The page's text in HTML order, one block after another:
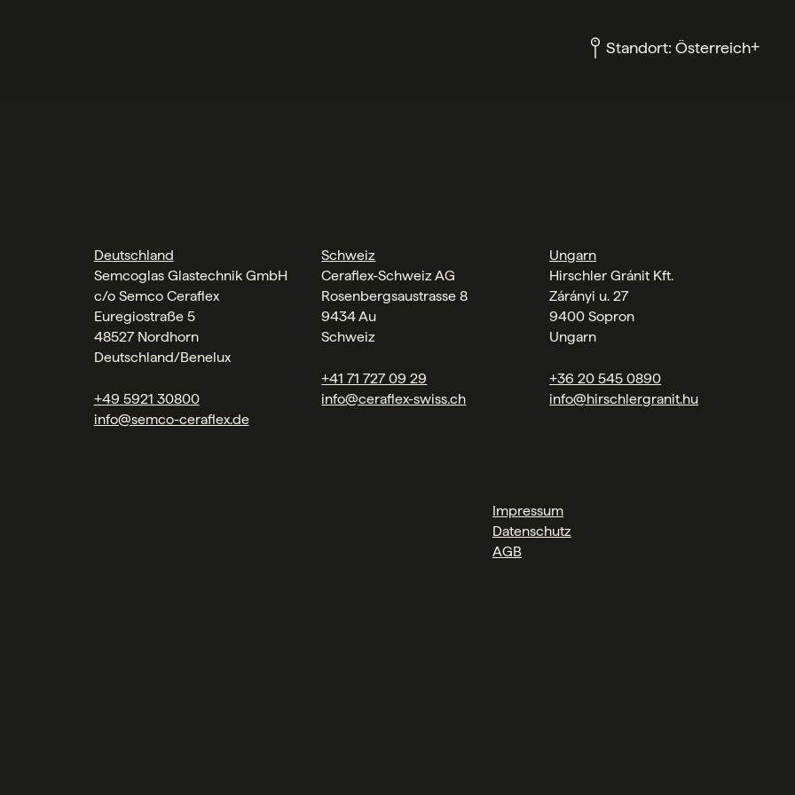
Standort: Österreich+
Deutschland
Semcoglas Glastechnik GmbH
c/o Semco Ceraflex
Euregiostraße 5
48527 Nordhorn
Deutschland/Benelux
+49 5921 30800
info@semco-ceraflex.de
Schweiz
Ceraflex-Schweiz AG
Rosenbergsaustrasse 8
9434 Au
Schweiz
+41 71 727 09 29
info@ceraflex-swiss.ch
Ungarn
Hirschler Gránit Kft.
Zárányi u. 27
9400 Sopron
Ungarn
+36 20 545 0890
info@hirschlergranit.hu
Impressum
Datenschutz
AGB